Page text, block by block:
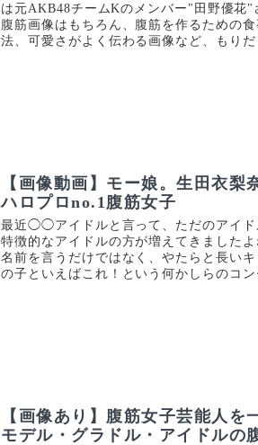
は元AKB48チームKのメンバー"田野優花"
腹筋画像はもちろん、腹筋を作るための
法、可愛さがよく伝わる画像など、もりだ
【画像動画】モー娘。生田衣梨
ハロプロno.1腹筋女子
最近◯◯アイドルと言って、ただのアイド
特徴的なアイドルの方が増えてきました
名前を言うだけではなく、やたらと長い
の子といえばこれ！という何かしらのコン
【画像あり】腹筋女子芸能人を
モデル・グラドル・アイドルの